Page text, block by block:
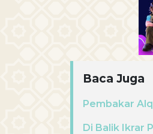
Baca Juga
Pembakar
Di Balik Ikrar